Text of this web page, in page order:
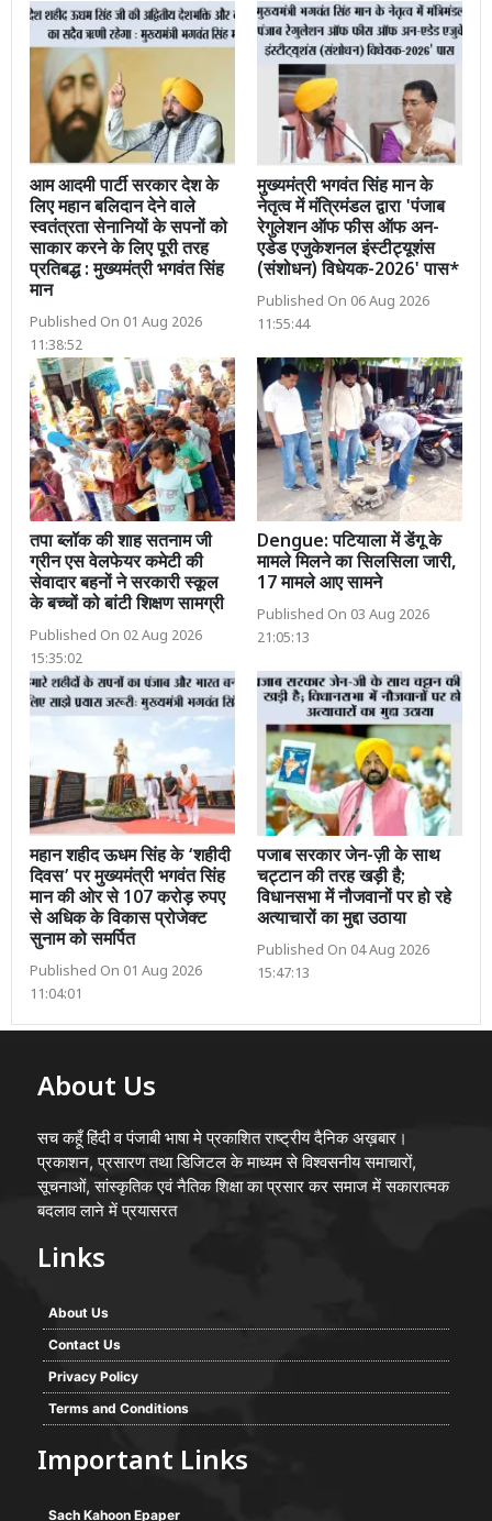
आम आदमी पार्टी सरकार देश के
लिए महान बलिदान देने वाले
स्वतंत्रता सेनानियों के सपनों को
साकार करने के लिए पूरी तरह
प्रतिबद्ध : मुख्यमंत्री भगवंत सिंह
मान
Published On 01 Aug 2026
11:38:52
मुख्यमंत्री भगवंत सिंह मान के
नेतृत्व में मंत्रिमंडल द्वारा 'पंजाब
रेगुलेशन ऑफ फीस ऑफ अन-
एडेड एजुकेशनल इंस्टीट्यूशंस
(संशोधन) विधेयक-2026' पास*
Published On 06 Aug 2026
11:55:44
तपा ब्लॉक की शाह सतनाम जी
ग्रीन एस वेलफेयर कमेटी की
सेवादार बहनों ने सरकारी स्कूल
के बच्चों को बांटी शिक्षण सामग्री
Published On 02 Aug 2026
15:35:02
Dengue: पटियाला में डेंगू के
मामले मिलने का सिलसिला जारी,
17 मामले आए सामने
Published On 03 Aug 2026
21:05:13
महान शहीद ऊधम सिंह के ‘शहीदी
दिवस’ पर मुख्यमंत्री भगवंत सिंह
मान की ओर से 107 करोड़ रुपए
से अधिक के विकास प्रोजेक्ट
सुनाम को समर्पित
Published On 01 Aug 2026
11:04:01
पजाब सरकार जेन-ज़ी के साथ
चट्टान की तरह खड़ी है;
विधानसभा में नौजवानों पर हो रहे
अत्याचारों का मुद्दा उठाया
Published On 04 Aug 2026
15:47:13
About Us
सच कहूँ हिंदी व पंजाबी भाषा मे प्रकाशित राष्ट्रीय दैनिक अख़बार।
प्रकाशन, प्रसारण तथा डिजिटल के माध्यम से विश्वसनीय समाचारों,
सूचनाओं, सांस्कृतिक एवं नैतिक शिक्षा का प्रसार कर समाज में सकारात्मक
बदलाव लाने में प्रयासरत
Links
About Us
Contact Us
Privacy Policy
Terms and Conditions
Important Links
Sach Kahoon Epaper